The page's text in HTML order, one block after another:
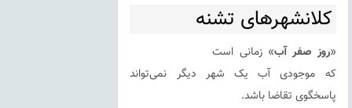
کلانشهرهای تشنه
«روز صفر آب» زمانی است
که موجودی آب یک شهر دیگر نمی‌تواند
پاسخگوی تقاضا باشد.